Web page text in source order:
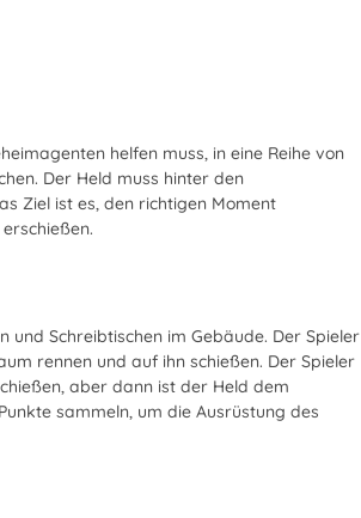
helfen muss, in eine Reihe von
Der Held muss hinter den
Ziel ist es, den richtigen Moment
und Schreibtischen im Gebäude. Der Spieler
rennen und auf ihn schießen. Der Spieler
aber dann ist der Held dem
sammeln, um die Ausrüstung des